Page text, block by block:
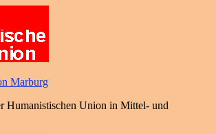
Marburg
Humanistischen Union in Mittel- und